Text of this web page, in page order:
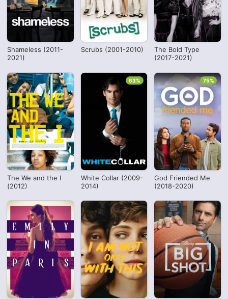
Shameless (2011-
2021)
Scrubs (2001-2010)
The Bold Type
(2017-2021)
The We and the I
(2012)
White Collar (2009-
2014)
63%
God Friended Me
(2018-2020)
75%